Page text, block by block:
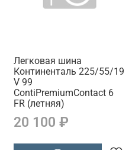
Легковая шина
Континенталь 225/55/19
V 99
ContiPremiumContact 6
FR (летняя)
20 100 ₽